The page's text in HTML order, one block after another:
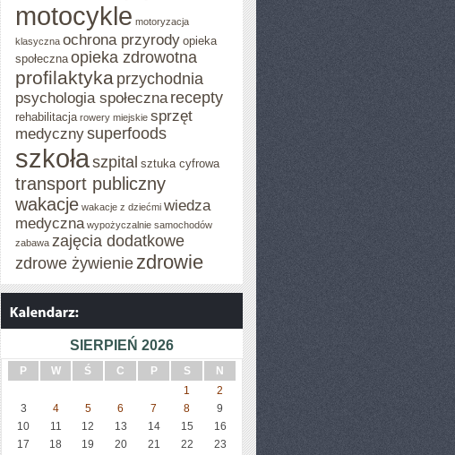
motocykle motoryzacja
klasyczna ochrona przyrody opieka
społeczna opieka zdrowotna
profilaktyka przychodnia
psychologia społeczna recepty
rehabilitacja rowery miejskie sprzęt
medycznysuperfoods
szkołaszpital sztuka cyfrowa
transport publiczny
wakacje wakacje z dziećmi wiedza
medyczna wypożyczalnie samochodów
zabawa zajęcia dodatkowe
zdrowe żywienie zdrowie
SIERPIEŃ 2026
P W Ś C P S
N
1
2
3
4 5 6 7 8
9
10
11 12 13 14 15
16
17
18 19 20 21 22
23